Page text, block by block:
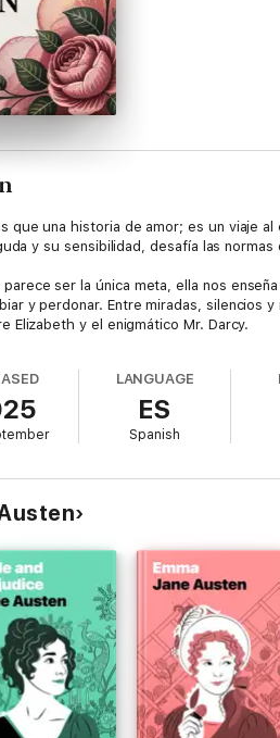
que una historia de amor; es un viaje
y su sensibilidad, desafía las
ser la única meta, ella nos
y perdonar. Entre miradas,
Elizabeth y el enigmático Mr. Darcy.
LANGUAGE
ES
Spanish